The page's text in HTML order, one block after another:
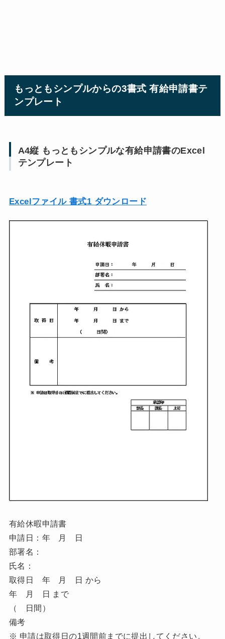
もっともシンプルからの3書式 有給申請書テ
ンプレート
A4縦 もっともシンプルな有給申請書のExcel
テンプレート
Excelファイル 書式1 ダウンロード
有給休暇申請書
申請日：年 月 日
部署名：
氏名：
取得日 年 月 日 から
年 月 日 まで
（ 日間）
備考
※ 申請は取得日の1週間前までに提出してください。